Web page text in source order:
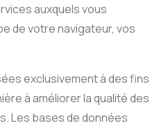
auxquels vous
de votre navigateur, vos
exclusivement à des fins
à améliorer la qualité des
Les bases de données